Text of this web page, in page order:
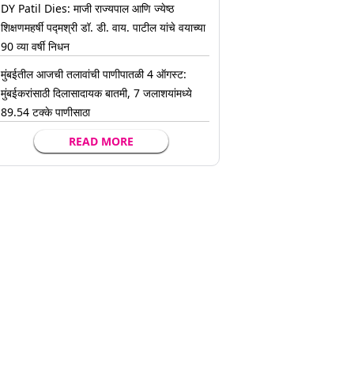
DY Patil Dies: माजी राज्यपाल आणि ज्येष्ठ
शिक्षणमहर्षी पद्मश्री डॉ. डी. वाय. पाटील यांचे वयाच्या
90 व्या वर्षी निधन
मुंबईतील आजची तलावांची पाणीपातळी 4 ऑगस्ट:
मुंबईकरांसाठी दिलासादायक बातमी, 7 जलाशयांमध्ये
89.54 टक्के पाणीसाठा
READ MORE